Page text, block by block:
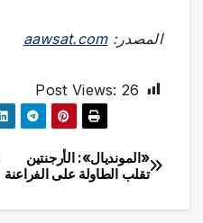
المصدر:aawsat.com
Post Views: 26
تصفّح
المقالات
«المونديال»: الأرجنتين
تقلب الطاولة على الفراعنة